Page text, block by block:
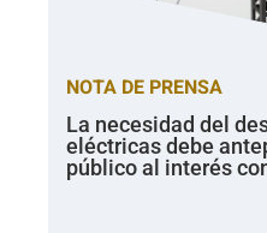
NOTA DE PRENSA
La necesidad del
eléctricas debe
público al interés